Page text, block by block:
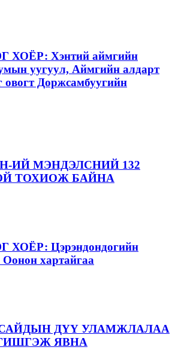
ХОЁР: Хэнтий аймгийн
уугуул, Аймгийн алдарт
Доржсамбуугийн
ИЙ МЭНДЭЛСНИЙ 132
ТОХИОЖ БАЙНА
ХОЁР: Цэрэндондогийн
хартайгаа
ДҮҮ УЛАМЖЛАЛАА
ЯВНА